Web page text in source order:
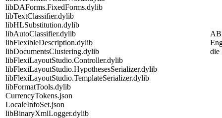
libDAForms.FixedForms.dylib
libTextClassifier.dylib
libHLSubstitution.dylib
libAutoClassifier.dylib
libFlexibleDescription.dylib
libDocumentsClustering.dylib
libFlexiLayoutStudio.Controller.dylib
libFlexiLayoutStudio.HypothesesSerializer.dylib
libFlexiLayoutStudio.TemplateSerializer.dylib
libFormatTools.dylib
CurrencyTokens.json
LocaleInfoSet.json
libBinaryXmlLogger.dylib
die